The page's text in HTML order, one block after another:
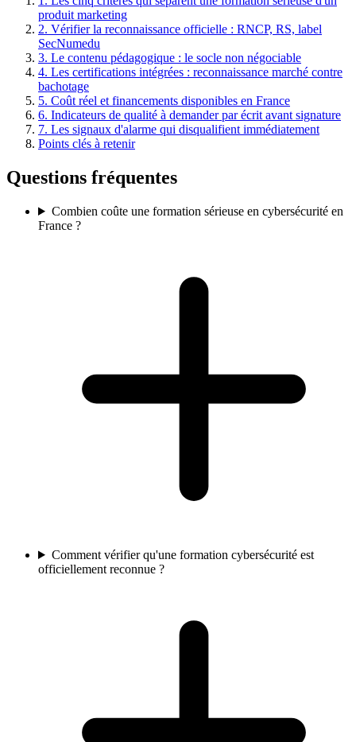
produit marketing
2. Vérifier la reconnaissance officielle : RNCP, RS, label
SecNumedu
3. Le contenu pédagogique : le socle non négociable
4. Les certifications intégrées : reconnaissance marché contre
bachotage
5. Coût réel et financements disponibles en France
6. Indicateurs de qualité à demander par écrit avant signature
7. Les signaux d'alarme qui disqualifient immédiatement
Points clés à retenir
Questions fréquentes
Combien coûte une formation sérieuse en cybersécurité en
France ?
Comment vérifier qu'une formation cybersécurité est
officiellement reconnue ?